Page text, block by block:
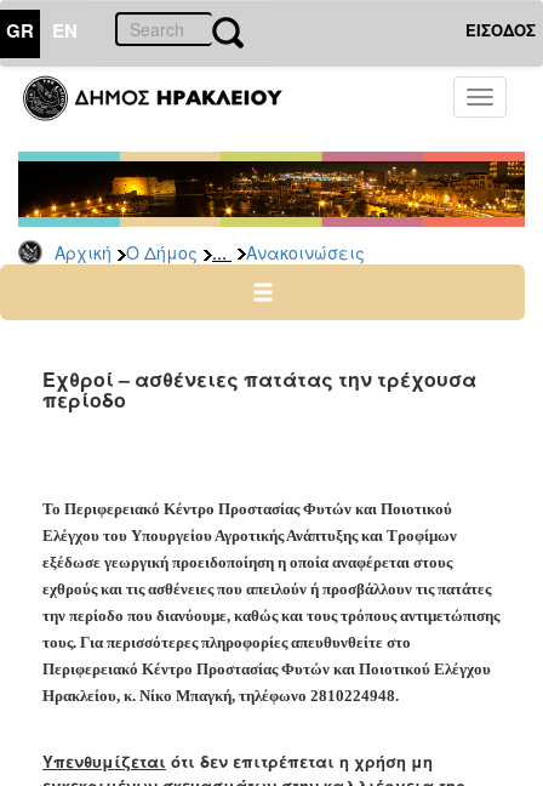
GR EN ΕΙΣΟΔΟΣ
Toggle
Αρχική Ο Δήμος ... Ανακοινώσεις
ΔΗΜΟΣ
Υπηρεσίες
Φορείς
Δημοτικές
Υπηρεσίες
Ηλεκτρονική
Διακυβέρνηση
Αγροτική
Ανάπτυξη
Ανακοινώσεις
Προγράμματα
Προσχολική
Αγωγή
Κοιμητήρια
Οικογένειας
Εχθροί – ασθένειες πατάτας την τρέχουσα
περίοδο
Το Περιφερειακό Κέντρο Προστασίας Φυτών και Ποιοτικού
Ελέγχου του Υπουργείου Αγροτικής Ανάπτυξης και Τροφίμων
εξέδωσε γεωργική προειδοποίηση η οποία αναφέρεται στους
εχθρούς και τις ασθένειες που απειλούν ή προσβάλλουν τις πατάτες
την περίοδο που διανύουμε, καθώς και τους τρόπους αντιμετώπισης
τους. Για περισσότερες πληροφορίες απευθυνθείτε στο
Περιφερειακό Κέντρο Προστασίας Φυτών και Ποιοτικού Ελέγχου
Ηρακλείου, κ. Νίκο Μπαγκή, τηλέφωνο 2810224948.
Υπενθυμίζεται ότι δεν επιτρέπεται η χρήση μη